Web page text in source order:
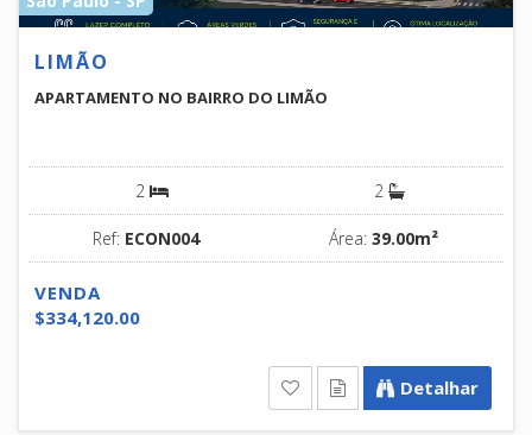
LIMÃO
APARTAMENTO NO BAIRRO DO LIMÃO
2 2
Ref: ECON004 Área: 39.00m²
VENDA
$334,120.00
Detalhar